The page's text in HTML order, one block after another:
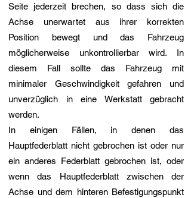
Seite jederzeit brechen, so dass sich die
Achse unerwartet aus ihrer korrekten
Position bewegt und das Fahrzeug
möglicherweise unkontrollierbar wird. In
diesem Fall sollte das Fahrzeug mit
minimaler Geschwindigkeit gefahren und
unverzüglich in eine Werkstatt gebracht
werden.
In einigen Fällen, in denen das
Hauptfederblatt nicht gebrochen ist oder nur
ein anderes Federblatt gebrochen ist, oder
wenn das Hauptfederblatt zwischen der
Achse und dem hinteren Befestigungspunkt